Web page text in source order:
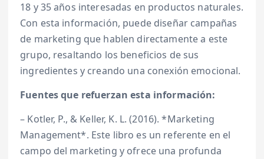
18 y 35 años interesadas en productos naturales.
Con esta información, puede diseñar campañas
de marketing que hablen directamente a este
grupo, resaltando los beneficios de sus
ingredientes y creando una conexión emocional.
Fuentes que refuerzan esta información:
– Kotler, P., & Keller, K. L. (2016). *Marketing
Management*. Este libro es un referente en el
campo del marketing y ofrece una profunda